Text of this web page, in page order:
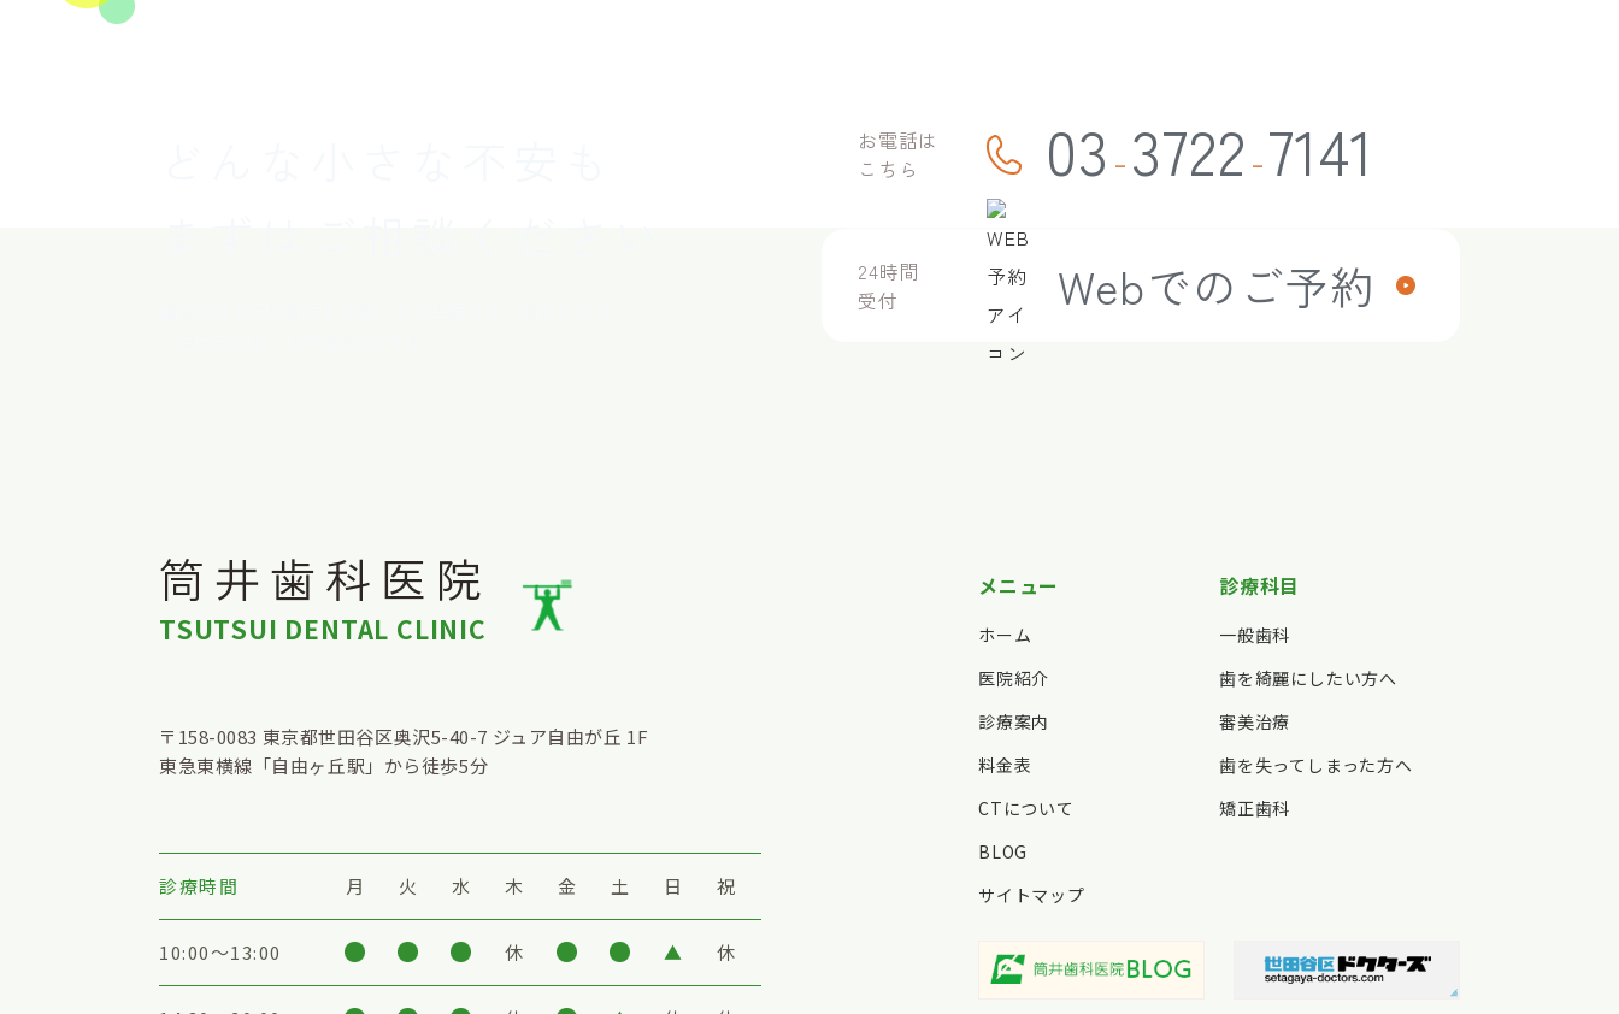
お電話は
こちら
03 -3722-7141
24時間
受付
Webでのご予約
筒井歯科医院
TSUTSUI DENTAL CLINIC
〒158-0083 東京都世田谷区奥沢5-40-7 ジュア自由が丘 1F
東急東横線「自由ヶ丘駅」から徒歩5分
診療時間 月 火 水 木 金 土 日 祝
10:00〜13:00 休 ▲ 休
メニュー
ホーム
医院紹介
診療案内
料金表
CTについて
BLOG
サイトマップ
診療科目
一般歯科
歯を綺麗にしたい方へ
審美治療
歯を失ってしまった方へ
矯正歯科